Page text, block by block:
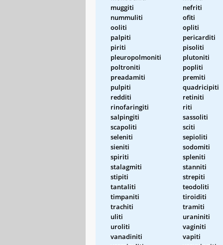
muggiti
nefriti
nummuliti
ofiti
ooliti
opliti
palpiti
pericarditi
piriti
pisoliti
pleuropolmoniti
plutoniti
poltroniti
popliti
preadamiti
premiti
pulpiti
quadricipiti
redditi
retiniti
rinofaringiti
riti
salpingiti
sassoliti
scapoliti
sciti
seleniti
sepioliti
sieniti
sodomiti
spiriti
spleniti
stalagmiti
stanniti
stipiti
strepiti
tantaliti
teodoliti
timpaniti
tiroiditi
trachiti
tramiti
uliti
uraniniti
uroliti
vaginiti
vanadiniti
vapiti